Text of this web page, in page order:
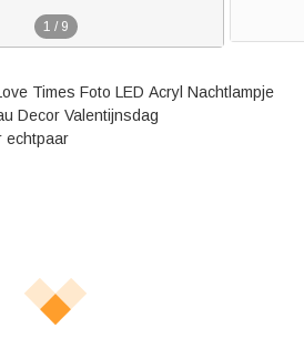
1 / 9
Times Foto LED Acryl Nachtlampje
Decor Valentijnsdag
echtpaar